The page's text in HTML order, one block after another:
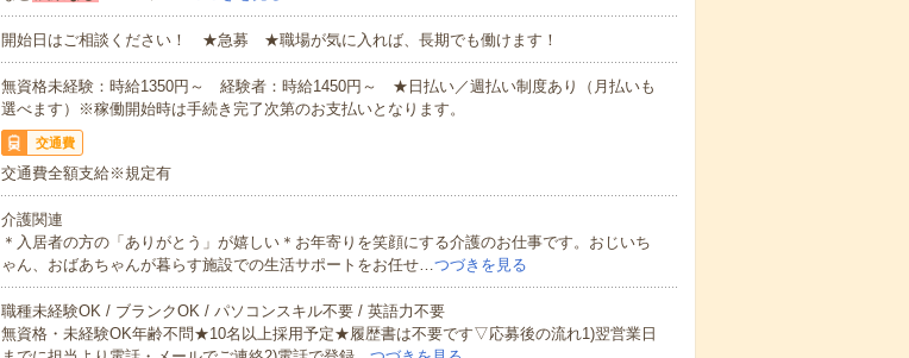
開始日はご相談ください！ ★急募 ★職場が気に入れば、長期でも働けます！
無資格未経験：時給1350円～ 経験者：時給1450円～ ★日払い／週払い制度あり（月払いも
選べます）※稼働開始時は手続き完了次第のお支払いとなります。
交通費
交通費全額支給※規定有
介護関連
＊入居者の方の「ありがとう」が嬉しい＊お年寄りを笑顔にする介護のお仕事です。おじいち
ゃん、おばあちゃんが暮らす施設での生活サポートをお任せ…つづきを見る
職種未経験OK / ブランクOK / パソコンスキル不要 / 英語力不要
無資格・未経験OK年齢不問★10名以上採用予定★履歴書は不要です▽応募後の流れ1)翌営業日